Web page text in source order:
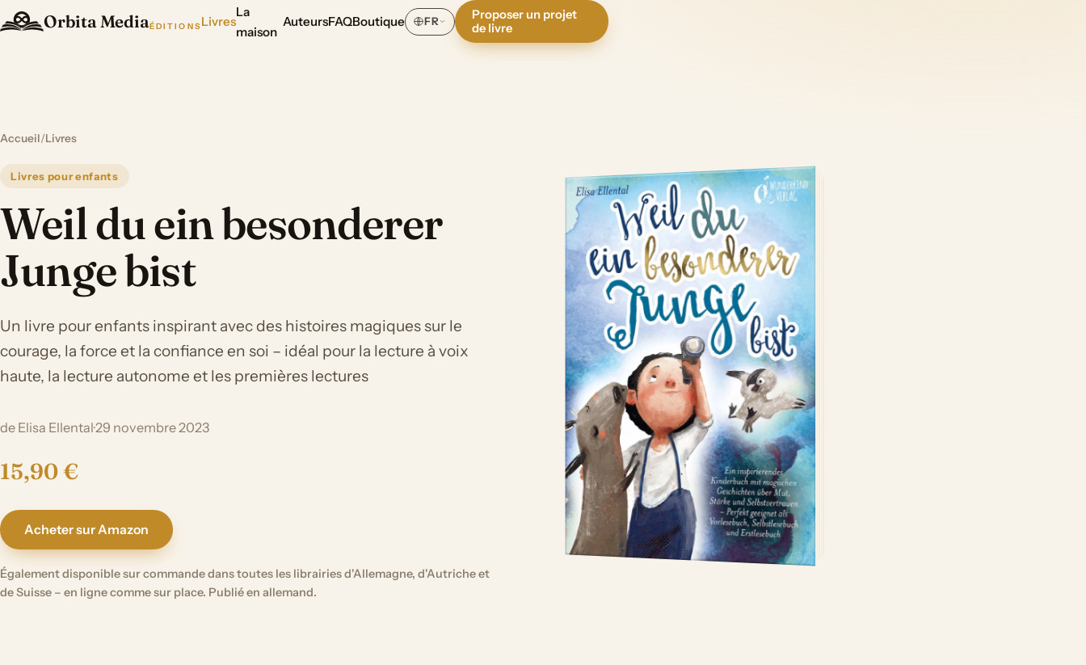
Orbita MediaÉDITIONS Livres
La
maison
AuteursFAQBoutique FR
Proposer un projet
de livre
Accueil/Livres
Livres pour enfants
Weil du ein besonderer
Junge bist
Un livre pour enfants inspirant avec des histoires magiques sur le
courage, la force et la confiance en soi – idéal pour la lecture à voix
haute, la lecture autonome et les premières lectures
de Elisa Ellental·29 novembre 2023
15,90 €
Acheter sur Amazon
Également disponible sur commande dans toutes les librairies d'Allemagne, d'Autriche et
de Suisse – en ligne comme sur place. Publié en allemand.